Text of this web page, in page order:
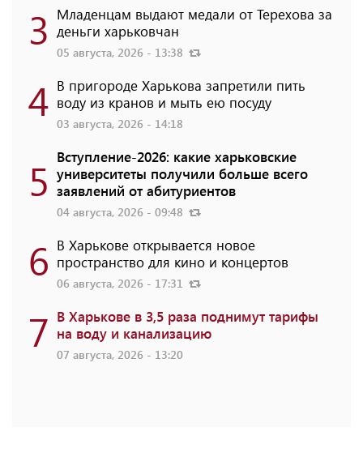
3 Младенцам выдают медали от Терехова за
деньги харьковчан
05 августа, 2026 - 13:38
4 В пригороде Харькова запретили пить
воду из кранов и мыть ею посуду
03 августа, 2026 - 14:18
5 Вступление-2026: какие харьковские
университеты получили больше всего
заявлений от абитуриентов
04 августа, 2026 - 09:48
6 В Харькове открывается новое
пространство для кино и концертов
06 августа, 2026 - 17:31
7 В Харькове в 3,5 раза поднимут тарифы
на воду и канализацию
07 августа, 2026 - 13:20